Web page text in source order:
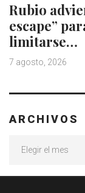
Rubio
escape”
limitarse…
7 agosto, 2026
ARCHIVOS